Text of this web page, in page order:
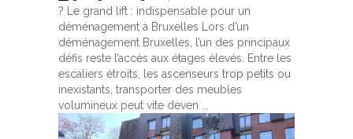
? Le grand lift : indispensable pour un
déménagement à Bruxelles Lors d’un
déménagement Bruxelles, l’un des principaux
défis reste l’accès aux étages élevés. Entre les
escaliers étroits, les ascenseurs trop petits ou
inexistants, transporter des meubles
volumineux peut vite deven ...